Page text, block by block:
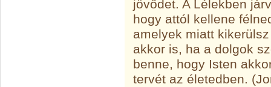
jövődet. A Lélekben
hogy attól kellene
amelyek miatt
akkor is, ha a dolgok
benne, hogy Isten
tervét az életedben.